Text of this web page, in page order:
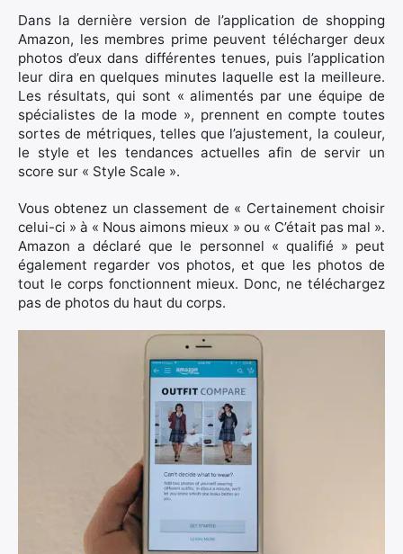
Dans la dernière version de l’application de shopping
Amazon, les membres prime peuvent télécharger deux
photos d’eux dans différentes tenues, puis l’application
leur dira en quelques minutes laquelle est la meilleure.
Les résultats, qui sont « alimentés par une équipe de
spécialistes de la mode », prennent en compte toutes
sortes de métriques, telles que l’ajustement, la couleur,
le style et les tendances actuelles afin de servir un
score sur « Style Scale ».
Vous obtenez un classement de « Certainement choisir
celui-ci » à « Nous aimons mieux » ou « C’était pas mal ».
Amazon a déclaré que le personnel « qualifié » peut
également regarder vos photos, et que les photos de
tout le corps fonctionnent mieux. Donc, ne téléchargez
pas de photos du haut du corps.